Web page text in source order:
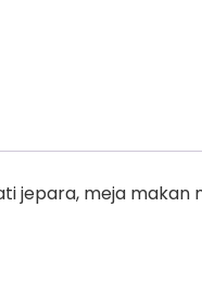
jepara, meja